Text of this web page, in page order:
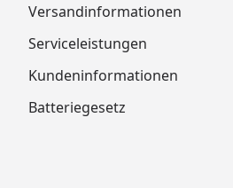
Versandinformationen
Serviceleistungen
Kundeninformationen
Batteriegesetz